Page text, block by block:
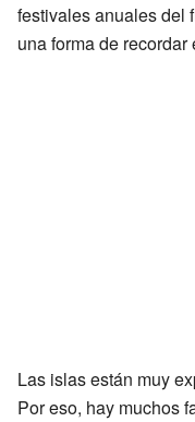
festivales anuales del
una forma de
Las islas están muy
Por eso, hay muchos